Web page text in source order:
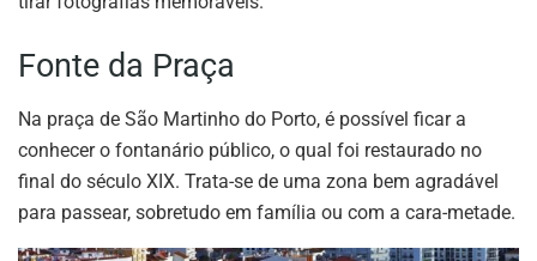
Fonte da Praça
Na praça de São Martinho do Porto, é possível ficar a
conhecer o fontanário público, o qual foi restaurado no
final do século XIX. Trata-se de uma zona bem agradável
para passear, sobretudo em família ou com a cara-metade.